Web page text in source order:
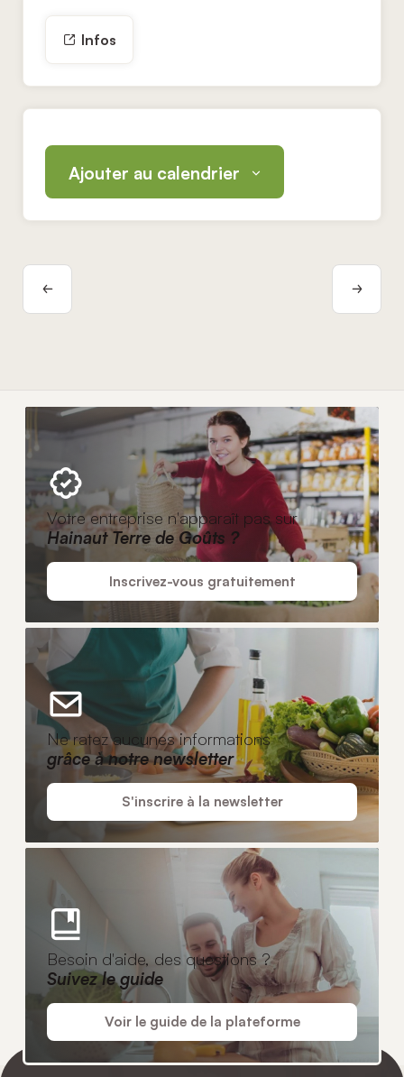
Infos
Ajouter au calendrier
Évènement
Votre entreprise n'apparaît pas sur
Hainaut Terre de Goûts ?
Inscrivez-vous gratuitement
Ne ratez aucunes informations
grâce à notre newsletter
S'inscrire à la newsletter
Besoin d'aide, des questions ?
Suivez le guide
Voir le guide de la plateforme